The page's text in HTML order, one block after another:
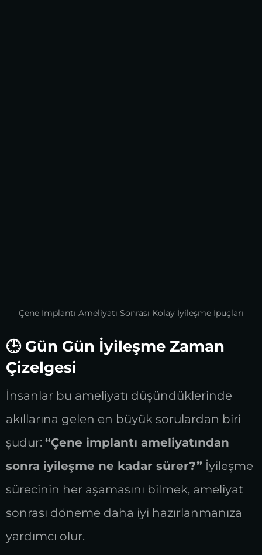
Çene İmplantı Ameliyatı Sonrası Kolay İyileşme İpuçları
🕒 Gün Gün İyileşme Zaman
Çizelgesi
İnsanlar bu ameliyatı düşündüklerinde
akıllarına gelen en büyük sorulardan biri
şudur: “Çene implantı ameliyatından
sonra iyileşme ne kadar sürer?” İyileşme
sürecinin her aşamasını bilmek, ameliyat
sonrası döneme daha iyi hazırlanmanıza
yardımcı olur.